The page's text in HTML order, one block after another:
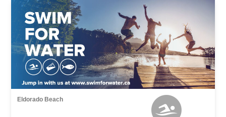
Eldorado Beach